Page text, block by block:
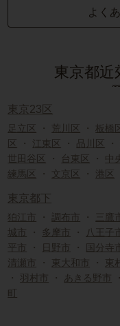
よく
東京都近
東京23区
足立区 ・ 荒川区 ・板橋
区
・ 江東区 ・ 品川区 ・
世田谷区
・ 台東区 ・ 中
練馬区
・ 文京区 ・ 港区
東京都下
狛江市 ・ 調布市 ・ 三鷹市
城市
・ 多摩市 ・ 八王子市
平市
・ 日野市 ・ 国分寺市
清瀬市
・ 東大和市 ・ 東
・ 羽村市 ・ あきる野市
町